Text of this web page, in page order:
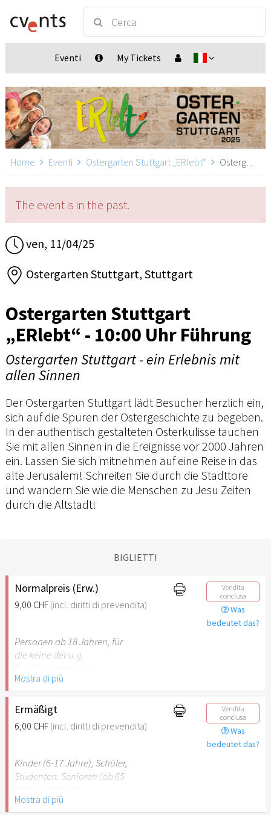
Eventi My Tickets
Home Eventi Ostergarten Stuttgart „ERlebt“ Ostergarten Stuttgart „ERlebt“ - 10:00 Uhr Führung, Stuttgart
The event is in the past.
ven, 11/04/25
Ostergarten Stuttgart, Stuttgart
Ostergarten Stuttgart
„ERlebt“ - 10:00 Uhr Führung
Ostergarten Stuttgart - ein Erlebnis mit
allen Sinnen
Der Ostergarten Stuttgart lädt Besucher herzlich ein,
sich auf die Spuren der Ostergeschichte zu begeben.
In der authentisch gestalteten Osterkulisse tauchen
Sie mit allen Sinnen in die Ereignisse vor 2000 Jahren
ein. Lassen Sie sich mitnehmen auf eine Reise in das
alte Jerusalem! Schreiten Sie durch die Stadttore
und wandern Sie wie die Menschen zu Jesu Zeiten
durch die Altstadt!
BIGLIETTI
Normalpreis (Erw.)
9,00 CHF (incl. diritti di prevendita)
Vendita
conclusa
Was
bedeutet das?
Personen ab 18 Jahren, für
die keine der u.g.
Mostra di più
Ermäßigt
6,00 CHF (incl. diritti di prevendita)
Vendita
conclusa
Was
bedeutet das?
Kinder (6-17 Jahre), Schüler,
Studenten, Senioren (ab 65
Behinderung (ab 50%),
Mostra di più